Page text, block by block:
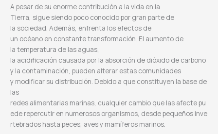
A pesar de su enorme contribución a la vida en la
Tierra, sigue siendo poco conocido por gran parte de
la sociedad. Además, enfrenta los efectos de
un océano en constante transformación. El aumento de
la temperatura de las aguas,
la acidificación causada por la absorción de dióxido de carbono
y la contaminación, pueden alterar estas comunidades
y modificar su distribución. Debido a que constituyen la base de
las
redes alimentarias marinas, cualquier cambio que las afecte pu
ede repercutir en numerosos organismos, desde pequeños inve
rtebrados hasta peces, aves y mamíferos marinos.